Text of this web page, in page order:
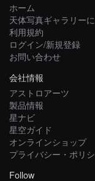
ホーム
天体写真ギャラリー
利用規約
ログイン/新規登録
お問い合わせ
会社情報
アストロアーツ
製品情報
星ナビ
星空ガイド
オンラインショップ
プライバシー・ポリ
Follow